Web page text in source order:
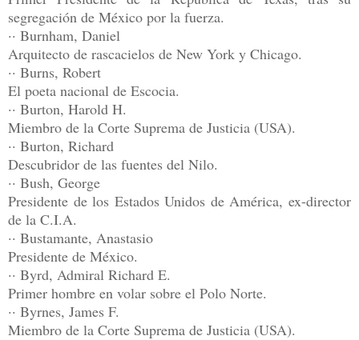
segregación de México por la fuerza.
·· Burnham, Daniel
Arquitecto de rascacielos de New York y Chicago.
·· Burns, Robert
El poeta nacional de Escocia.
·· Burton, Harold H.
Miembro de la Corte Suprema de Justicia (USA).
·· Burton, Richard
Descubridor de las fuentes del Nilo.
·· Bush, George
Presidente de los Estados Unidos de América, ex-director
de la C.I.A.
·· Bustamante, Anastasio
Presidente de México.
·· Byrd, Admiral Richard E.
Primer hombre en volar sobre el Polo Norte.
·· Byrnes, James F.
Miembro de la Corte Suprema de Justicia (USA).